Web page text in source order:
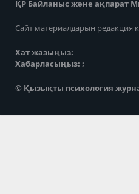
ҚР Байланыс және ақпарат
Сайт материалдарын редакция
Хат жазыңыз:
Хабарласыңыз: ;
© Қызықты психология